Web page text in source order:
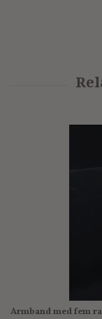
Armband med fem